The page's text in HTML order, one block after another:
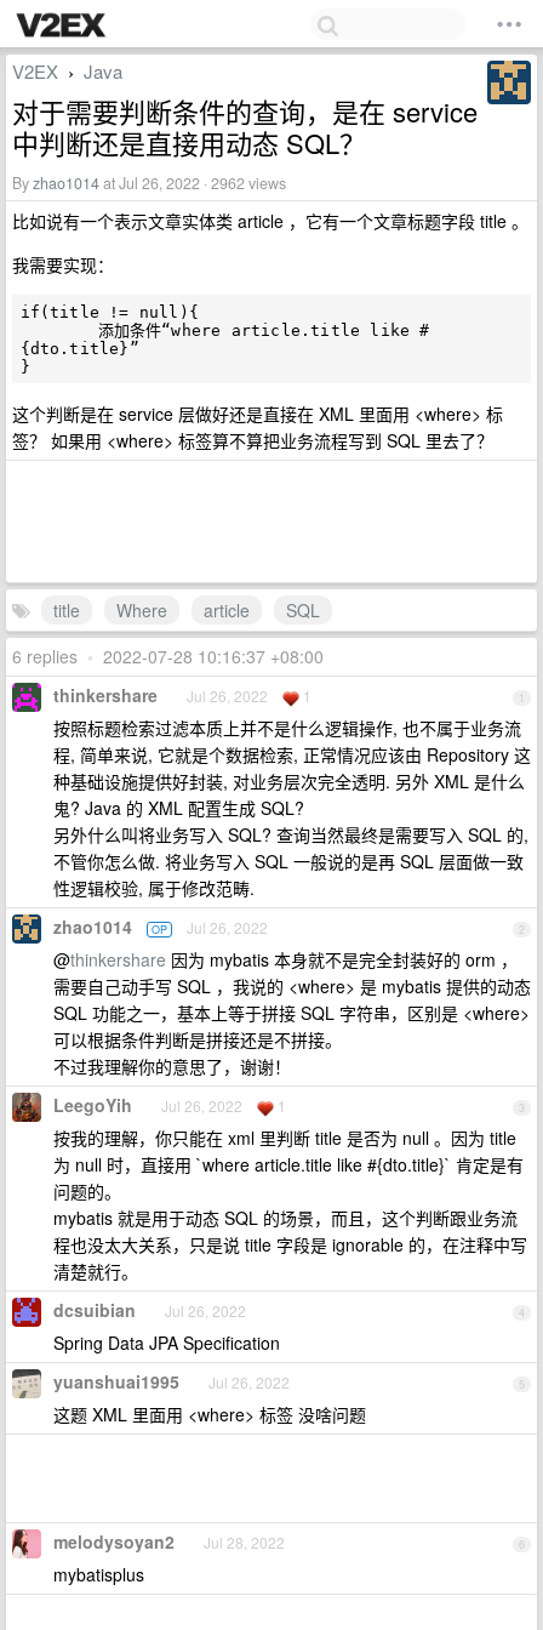
V2EX › Java
对于需要判断条件的查询，是在 service
中判断还是直接用动态 SQL？
Byzhao1014at Jul 26, 2022 · 2962 views
比如说有一个表示文章实体类 article ，它有一个文章标题字段 title 。
我需要实现：
if(title != null){
{dto.title}”
这个判断是在 service 层做好还是直接在 XML 里面用 <where> 标
签？ 如果用 <where> 标签算不算把业务流程写到 SQL 里去了？
title Where article
SQL
6 replies • 2022-07-28 10:16:37 +08:00
1
thinkershare Jul 26, 2022 1
按照标题检索过滤本质上并不是什么逻辑操作, 也不属于业务流
程, 简单来说, 它就是个数据检索, 正常情况应该由 Repository 这
种基础设施提供好封装, 对业务层次完全透明. 另外 XML 是什么
鬼? Java 的 XML 配置生成 SQL?
另外什么叫将业务写入 SQL? 查询当然最终是需要写入 SQL 的,
不管你怎么做. 将业务写入 SQL 一般说的是再 SQL 层面做一致
性逻辑校验, 属于修改范畴.
2
zhao1014 OP Jul 26, 2022
@thinkershare 因为 mybatis 本身就不是完全封装好的 orm ，
需要自己动手写 SQL ，我说的 <where> 是 mybatis 提供的动态
SQL 功能之一，基本上等于拼接 SQL 字符串，区别是 <where>
可以根据条件判断是拼接还是不拼接。
不过我理解你的意思了，谢谢！
3
LeegoYih Jul 26, 2022 1
按我的理解，你只能在 xml 里判断 title 是否为 null 。因为 title
为 null 时，直接用 `where article.title like #{dto.title}` 肯定是有
问题的。
mybatis 就是用于动态 SQL 的场景，而且，这个判断跟业务流
程也没太大关系，只是说 title 字段是 ignorable 的，在注释中写
清楚就行。
4
dcsuibian Jul 26, 2022
Spring Data JPA Specification
5
yuanshuai1995 Jul 26, 2022
这题 XML 里面用 <where> 标签 没啥问题
6
melodysoyan2 Jul 28, 2022
mybatisplus